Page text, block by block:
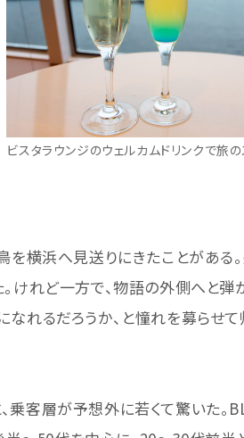
ビスタラウンジのウェルカムドリンクで旅
を横浜へ見送りにきたことがある
けれど一方で、物語の外側へと弾
れるだろうか、と憧れを募らせ
客層が予想外に若くて驚いた。